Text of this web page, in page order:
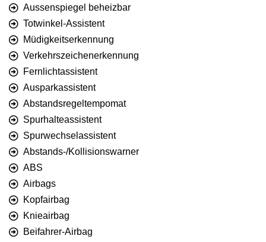
Aussenspiegel beheizbar
Totwinkel-Assistent
Müdigkeitserkennung
Verkehrszeichenerkennung
Fernlichtassistent
Ausparkassistent
Abstandsregeltempomat
Spurhalteassistent
Spurwechselassistent
Abstands-/Kollisionswarner
ABS
Airbags
Kopfairbag
Knieairbag
Beifahrer-Airbag